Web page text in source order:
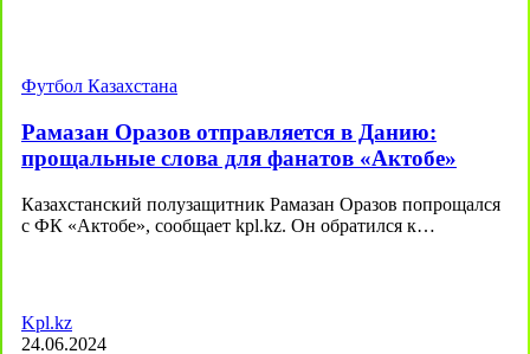
Футбол Казахстана
Рамазан Оразов отправляется в Данию:
прощальные слова для фанатов «Актобе»
Казахстанский полузащитник Рамазан Оразов попрощался
с ФК «Актобе», сообщает kpl.kz. Он обратился к…
Kpl.kz
24.06.2024